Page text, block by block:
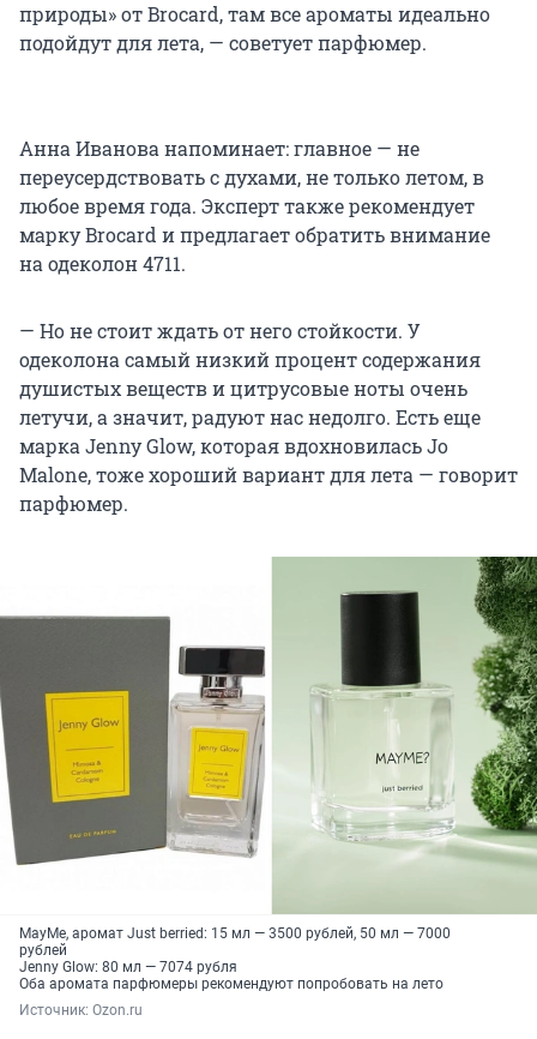
природы» от Brocard, там все ароматы идеально
подойдут для лета, — советует парфюмер.
Анна Иванова напоминает:главное — не
переусердствовать с духами, не только летом, в
любое время года. Эксперт также рекомендует
марку Brocard и предлагает обратить внимание
на одеколон 4711.
— Но не стоит ждать от него стойкости. У
одеколона самый низкий процент содержания
душистых веществ и цитрусовые ноты очень
летучи, а значит, радуют нас недолго. Есть еще
марка Jenny Glow, которая вдохновилась Jo
Malone, тоже хороший вариант для лета — говорит
парфюмер.
MayMe, аромат Just berried: 15 мл — 3500 рублей, 50 мл — 7000
рублей
Jenny Glow: 80 мл — 7074 рубля
Оба аромата парфюмеры рекомендуют попробовать на лето
Источник: Оzon.ru